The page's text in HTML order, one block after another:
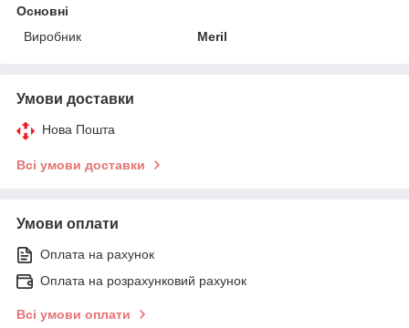
Основні
Виробник
Meril
Умови доставки
Нова Пошта
Всі умови доставки
Умови оплати
Оплата на рахунок
Оплата на розрахунковий рахунок
Всі умови оплати